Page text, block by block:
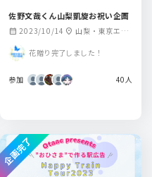
佐野文哉くん山梨凱旋お祝い企画
calendar_month 2023/10/14 location_on 山梨・東京エレ
ホール 大ホール
花贈り完了しました！
参加 40人
企画完了